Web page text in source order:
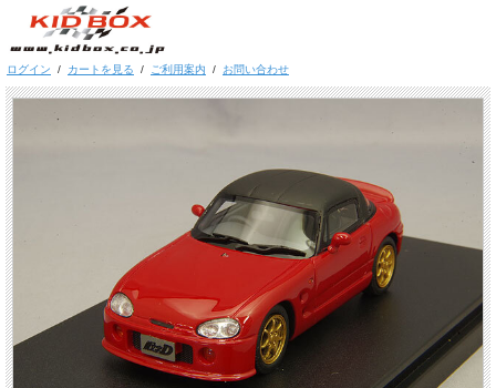
ログイン / カートを見る / ご利用案内 / お問い合わせ